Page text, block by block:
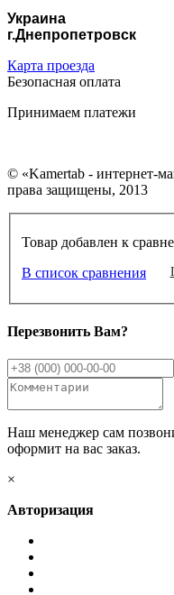
Украина
г.Днепропетровск
Карта проезда
Безопасная оплата
Принимаем платежи
© «Kamertab - интернет-
права защищены, 2013
Товар добавлен к
В список сравнения
Перезвонить Вам?
Наш менеджер сам
оформит на вас заказ.
×
Авторизация